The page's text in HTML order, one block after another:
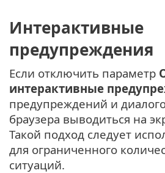
Интерактивные
предупреждения
Если отключить параметр
интерактивные
предупреждений и
браузера выводиться на
Такой подход следует
для ограниченного
ситуаций.